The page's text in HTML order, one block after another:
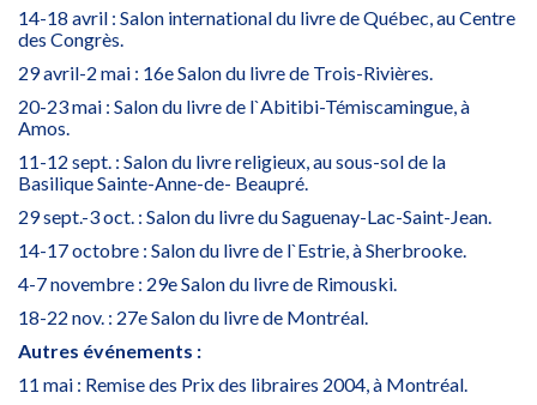
14-18 avril : Salon international du livre de Québec, au Centre
des Congrès.
29 avril-2 mai : 16e Salon du livre de Trois-Rivières.
20-23 mai : Salon du livre de l`Abitibi-Témiscamingue, à
Amos.
11-12 sept. : Salon du livre religieux, au sous-sol de la
Basilique Sainte-Anne-de- Beaupré.
29 sept.-3 oct. : Salon du livre du Saguenay-Lac-Saint-Jean.
14-17 octobre : Salon du livre de l`Estrie, à Sherbrooke.
4-7 novembre : 29e Salon du livre de Rimouski.
18-22 nov. : 27e Salon du livre de Montréal.
Autres événements :
11 mai : Remise des Prix des libraires 2004, à Montréal.